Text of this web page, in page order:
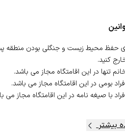
حفظ محیط زیست و جنگلی بودن منطقه
بیشتر